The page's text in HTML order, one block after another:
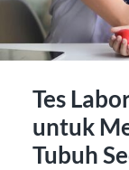
Tes
untuk
Tubuh